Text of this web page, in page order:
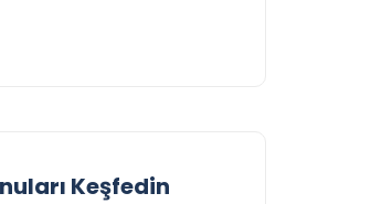
Keşfedin